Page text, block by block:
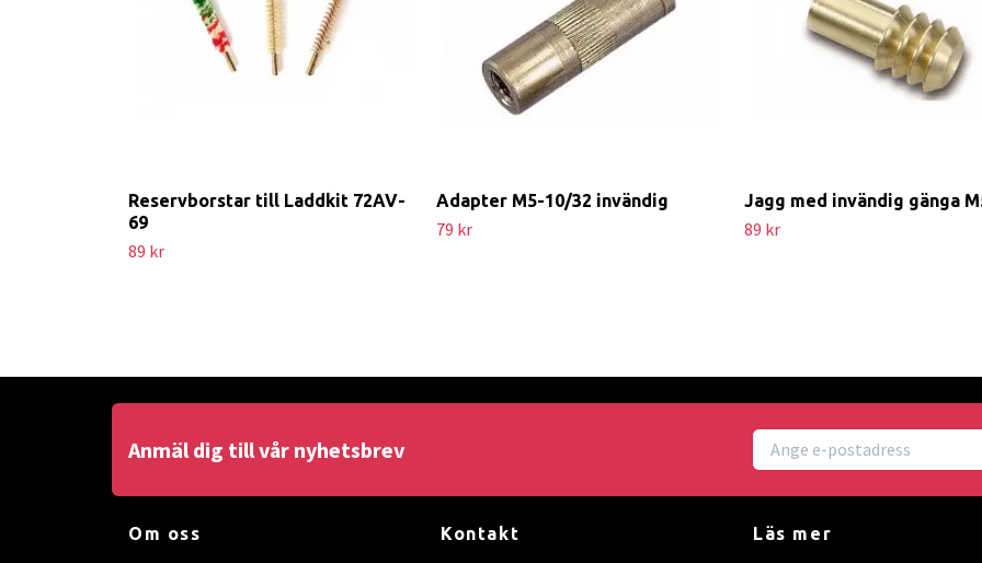
Reservborstar till Laddkit 72AV-
69
89 kr
Adapter M5-10/32 invändig
79 kr
Jagg med invändig gänga
89 kr
Anmäl dig till vår nyhetsbrev
Om oss Kontakt Läs mer